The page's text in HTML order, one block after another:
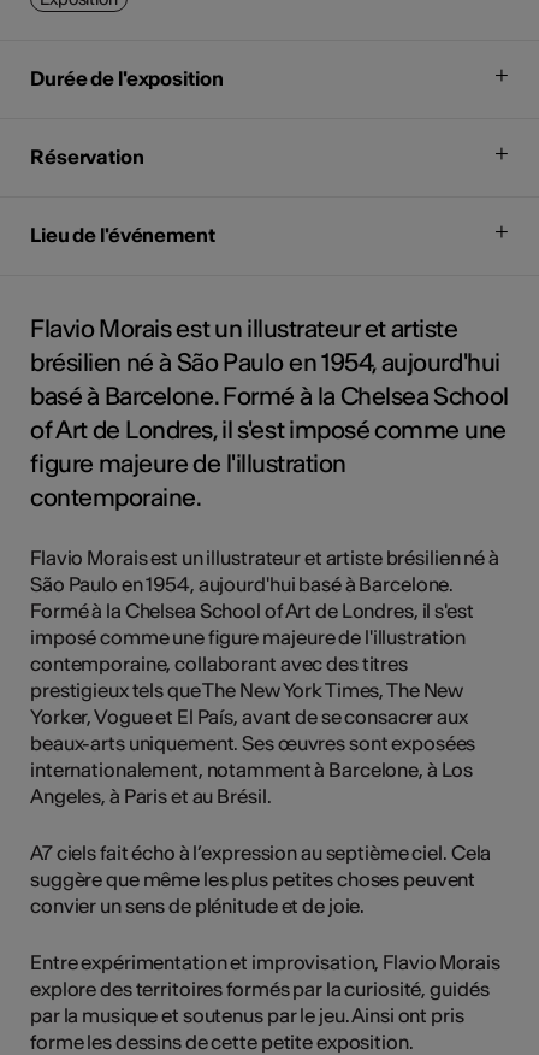
Durée de l'exposition
Réservation
Lieu de l'événement
Flavio Morais est un illustrateur et artiste
brésilien né à São Paulo en 1954, aujourd'hui
basé à Barcelone. Formé à la Chelsea School
of Art de Londres, il s'est imposé comme une
figure majeure de l'illustration
contemporaine.
Flavio Morais est un illustrateur et artiste brésilien né à
São Paulo en 1954, aujourd'hui basé à Barcelone.
Formé à la Chelsea School of Art de Londres, il s'est
imposé comme une figure majeure de l'illustration
contemporaine, collaborant avec des titres
prestigieux tels que The New York Times, The New
Yorker, Vogue et El País, avant de se consacrer aux
beaux-arts uniquement. Ses œuvres sont exposées
internationalement, notamment à Barcelone, à Los
Angeles, à Paris et au Brésil.
A7 ciels fait écho à l’expression au septième ciel. Cela
suggère que même les plus petites choses peuvent
convier un sens de plénitude et de joie.
Entre expérimentation et improvisation, Flavio Morais
explore des territoires formés par la curiosité, guidés
par la musique et soutenus par le jeu. Ainsi ont pris
forme les dessins de cette petite exposition.